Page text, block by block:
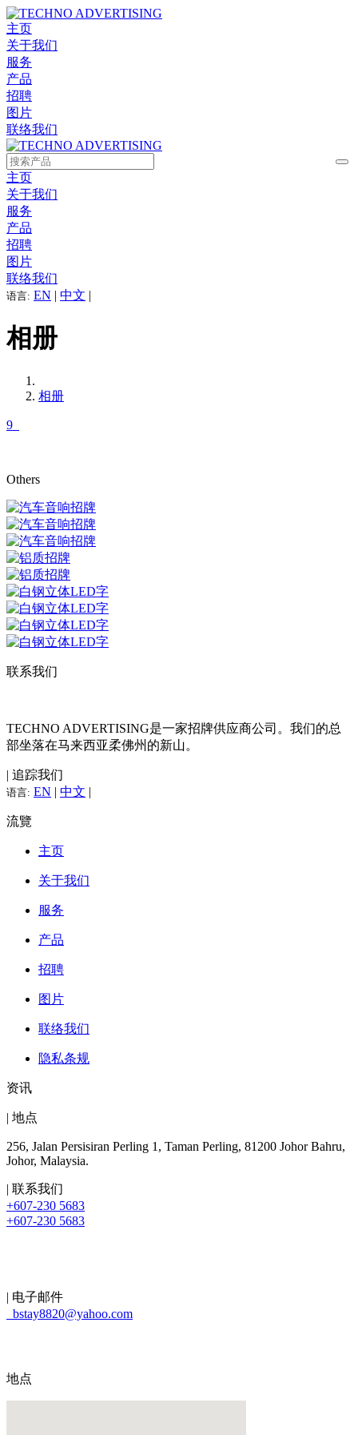
主页
关于我们
服务
产品
招聘
图片
联络我们
主页
关于我们
服务
产品
招聘
图片
联络我们
语言: EN | 中文 |
相册
相册
9
Others
联系我们
TECHNO ADVERTISING是一家招牌供应商公司。我们的总
部坐落在马来西亚柔佛州的新山。
| 追踪我们
语言: EN | 中文 |
流覽
主页
关于我们
服务
产品
招聘
图片
联络我们
隐私条规
资讯
| 地点
256, Jalan Persisiran Perling 1, Taman Perling, 81200 Johor Bahru,
Johor, Malaysia.
| 联系我们
+607-230 5683
+607-230 5683
| 电子邮件
bstay8820@yahoo.com
地点